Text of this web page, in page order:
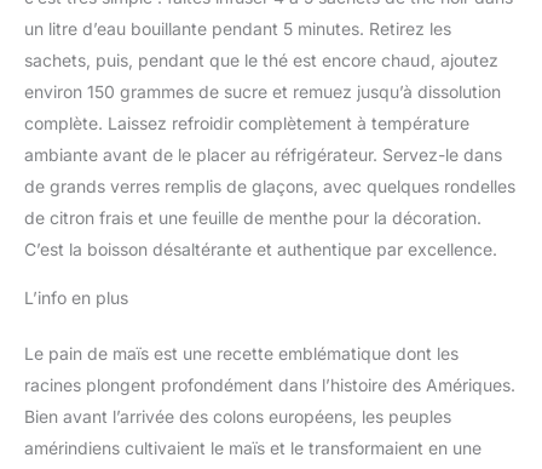
un litre d’eau bouillante pendant 5 minutes. Retirez les
sachets, puis, pendant que le thé est encore chaud, ajoutez
environ 150 grammes de sucre et remuez jusqu’à dissolution
complète. Laissez refroidir complètement à température
ambiante avant de le placer au réfrigérateur. Servez-le dans
de grands verres remplis de glaçons, avec quelques rondelles
de citron frais et une feuille de menthe pour la décoration.
C’est la boisson désaltérante et authentique par excellence.
L’info en plus
Le pain de maïs est une recette emblématique dont les
racines plongent profondément dans l’histoire des Amériques.
Bien avant l’arrivée des colons européens, les peuples
amérindiens cultivaient le maïs et le transformaient en une